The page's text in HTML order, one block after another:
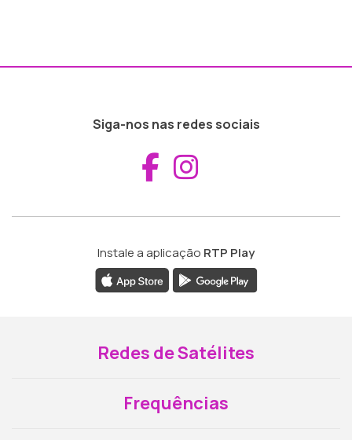
Siga-nos nas redes sociais
Aceder ao
Instale a aplicação RTP Play
Redes de Satélites
Frequências